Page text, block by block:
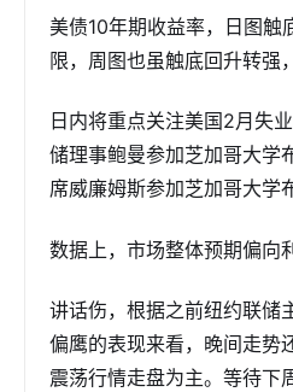
美债10年期收益率，日图触
限，周图也虽触底回升转强
日内将重点关注美国2月失
储理事鲍曼参加芝加哥大学
席威廉姆斯参加芝加哥大学
数据上，市场整体预期偏向
讲话伤，根据之前纽约联储
偏鹰的表现来看，晚间走势
震荡行情走盘为主。等待下